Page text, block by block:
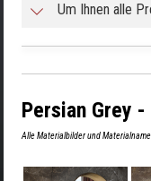
Um Ihnen alle
Persian Grey
Alle Materialbilder und